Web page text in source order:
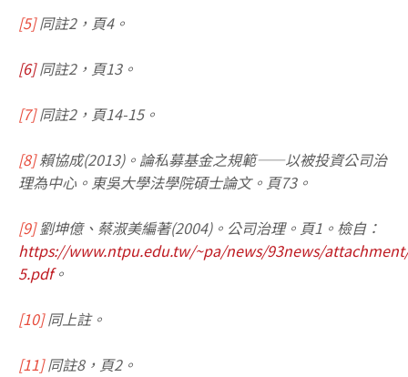
[5]同註2，頁4。
[6] 同註2，頁13。
[7]同註2，頁14-15。
[8]賴協成(2013)。論私募基金之規範——以被投資公司治
理為中心。東吳大學法學院碩士論文。頁73。
[9]劉坤億、蔡淑美編著(2004)。公司治理。頁1。檢自：
https://www.ntpu.edu.tw/~pa/news/93news/
5.pdf。
[10]同上註。
[11]同註8，頁2。